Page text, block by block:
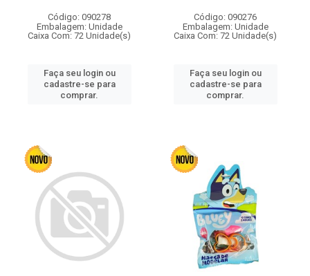
Código: 090278
Embalagem: Unidade
Caixa Com: 72 Unidade(s)
Faça seu login ou
cadastre-se para
comprar.
Código: 090276
Embalagem: Unidade
Caixa Com: 72 Unidade(s)
Faça seu login ou
cadastre-se para
comprar.